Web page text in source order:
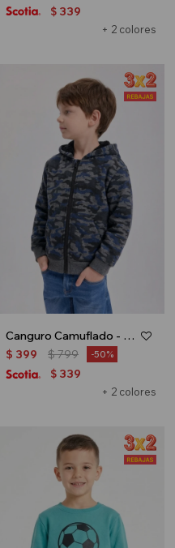
+ 2 colores
$ 339
Canguro Camuflado - Azul
+ 2 colores
$ 399 $799 50
$ 339